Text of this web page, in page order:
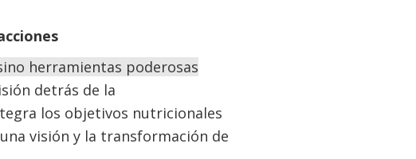
herramientas poderosas
detrás de la
los objetivos nutricionales
visión y la transformación de